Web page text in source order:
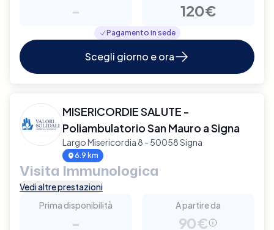
- 120€
Pagamento in sede
Scegli giorno e ora
MISERICORDIE SALUTE -
Poliambulatorio San Mauro a Signa
Largo Misericordia 8 - 50058 Signa
6.9 km
Visita Immunologica
Vedi altre prestazioni
Prima disponibilità
-
A partire da
90€